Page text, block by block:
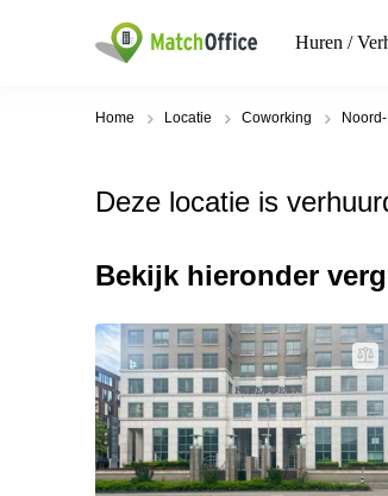
Huren /
Home Locatie Coworking
Deze locatie is
Bekijk hieronder